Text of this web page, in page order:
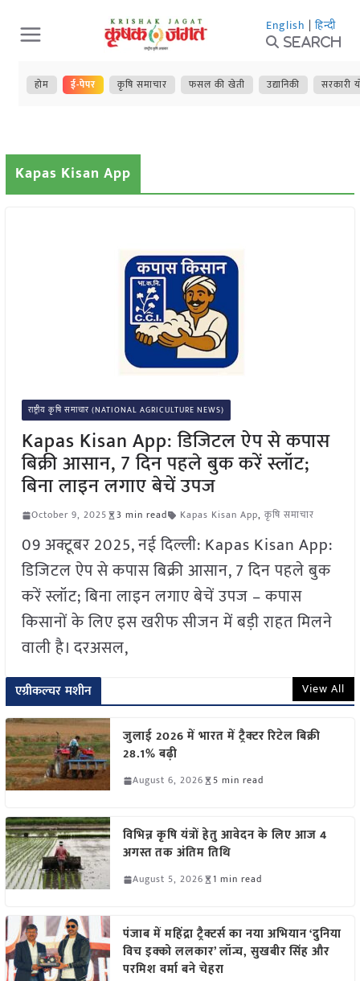
Skip
to
content
English | हिन्दी
Search
होम ई-पेपर कृषि समाचार फसल की खेती उद्यानिकी सरकारी
Kapas Kisan App
राष्ट्रीय कृषि समाचार (NATIONAL AGRICULTURE NEWS)
Kapas Kisan App: डिजिटल ऐप से कपास
बिक्री आसान, 7 दिन पहले बुक करें स्लॉट;
बिना लाइन लगाए बेचें उपज
October 9, 2025 3 min read Kapas Kisan App, कृषि समाचार
09 अक्टूबर 2025, नई दिल्ली: Kapas Kisan App:
डिजिटल ऐप से कपास बिक्री आसान, 7 दिन पहले बुक
करें स्लॉट; बिना लाइन लगाए बेचें उपज – कपास
किसानों के लिए इस खरीफ सीजन में बड़ी राहत मिलने
वाली है। दरअसल,
एग्रीकल्चर मशीन View All
जुलाई 2026 में भारत में ट्रैक्टर रिटेल बिक्री
28.1% बढ़ी
August 6, 2026 5 min read
विभिन्न कृषि यंत्रों हेतु आवेदन के लिए आज 4
अगस्त तक अंतिम तिथि
August 5, 2026 1 min read
पंजाब में महिंद्रा ट्रैक्टर्स का नया अभियान ‘दुनिया
विच इक्को ललकार’ लॉन्च, सुखबीर सिंह और
परमिश वर्मा बने चेहरा